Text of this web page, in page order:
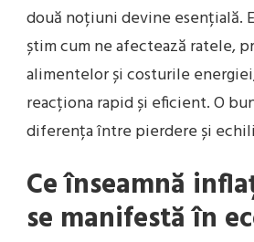
două noțiuni devine esențială.
știm cum ne afectează ratele,
alimentelor și costurile
reacționa rapid și eficient. O
diferența între pierdere și
Ce înseamnă
se manifestă în